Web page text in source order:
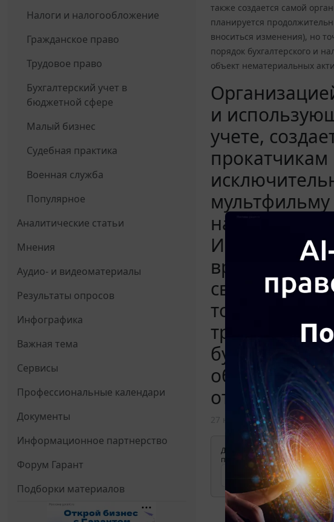
Налоги и налогообложение
Гражданское право
Трудовое право
Бухгалтерский учет в
бюджетной сфере
Малый бизнес
Судебная практика
Военная служба
Популярное
Аналитические статьи
Мнения
Аудио- и видеоматериалы
Результаты опросов
Инфографика
Важная тема
Сервисы
Профессиональные календари
Документы
Информационное партнерство
Форум Гарант
Подборки материалов
также создается самой
планируется
вноситься изменения), но
порядок бухгалтерского и
объект нематериальных
и
учете,
мультфильму
на интернет-
времени, в
связи с этим
точный срок
трейлера
образом
отдельный
27 ноября 2014
Для просмотра актуального
применения документа,